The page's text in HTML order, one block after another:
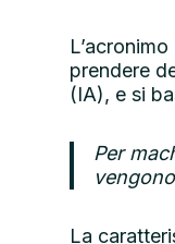
prendere
(IA), e si
Per
La